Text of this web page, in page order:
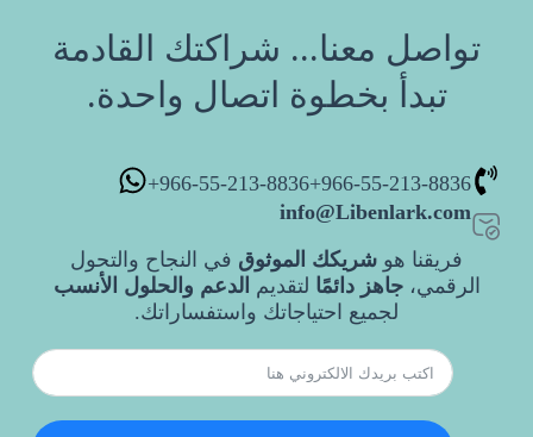
تواصل معنا... شراكتك القادمة
تبدأ بخطوة اتصال واحدة.
966-55-213-8836+
966-55-213-8836+
info@Libenlark.com
فريقنا هو شريكك الموثوق في النجاح والتحول
الرقمي،جاهز دائمًا لتقديم الدعم والحلول الأنسب
لجميع احتياجاتك واستفساراتك.